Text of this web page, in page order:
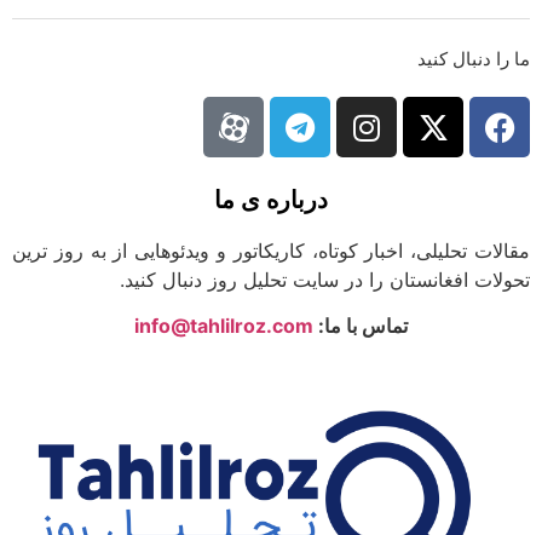
دنبال کنید
درباره ی ما
تحلیلی، اخبار کوتاه، کاریکاتور و ویدئوهایی از به روز ترین
افغانستان را در سایت تحلیل روز دنبال کنید.
تماس با ما:info@tahlilroz.com